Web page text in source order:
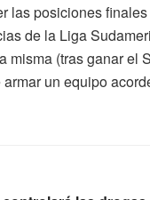
las posiciones
de la Liga
misma (tras ganar el
armar un equipo